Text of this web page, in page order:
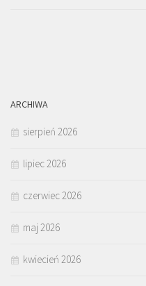
ARCHIWA
sierpień 2026
lipiec 2026
czerwiec 2026
maj 2026
kwiecień 2026